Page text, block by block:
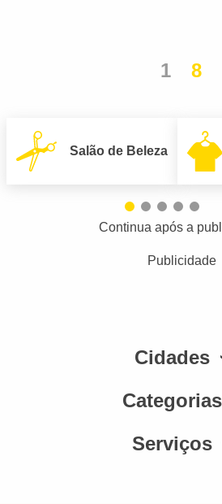
1 8
Salão de Beleza
Continua após a
Publicidade
Cidades
Categorias
Serviços